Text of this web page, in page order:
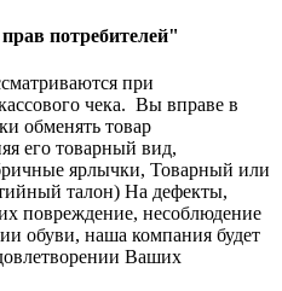
потребителей"
при
чека. Вы вправе в
обменять товар
его товарный вид,
ярлычки, Товарный или
талон) На дефекты,
повреждение, несоблюдение
обуви, наша компания будет
Ваших